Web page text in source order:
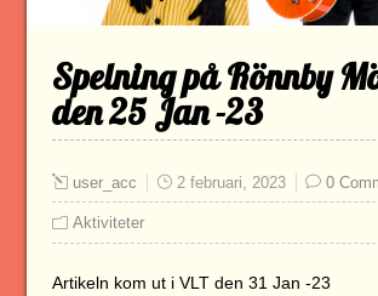
Spelning på Rönnby
den 25 Jan -23
user_acc 2 februari, 2023 0
Aktiviteter
Artikeln kom ut i VLT den 31 Jan -23